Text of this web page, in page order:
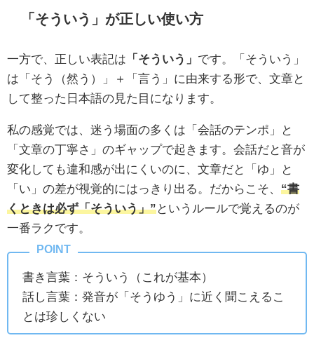
「そういう」が正しい使い方
一方で、正しい表記は 「そういう」 です。「そういう」
は「そう（然う）」＋「言う」に由来する形で、文章と
して整った日本語の見た目になります。
私の感覚では、迷う場面の多くは「会話のテンポ」と
「文章の丁寧さ」のギャップで起きます。会話だと音が
変化しても違和感が出にくいのに、文章だと「ゆ」と
「い」の差が視覚的にはっきり出る。だからこそ、 “書
くときは必ず「そういう」”というルールで覚えるのが
一番ラクです。
書き言葉：そういう（これが基本）
話し言葉：発音が「そうゆう」に近く聞こえるこ
とは珍しくない